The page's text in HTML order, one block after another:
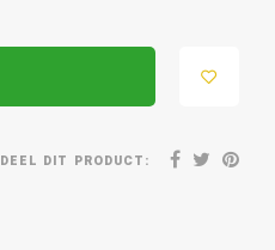
DEEL DIT PRODUCT: